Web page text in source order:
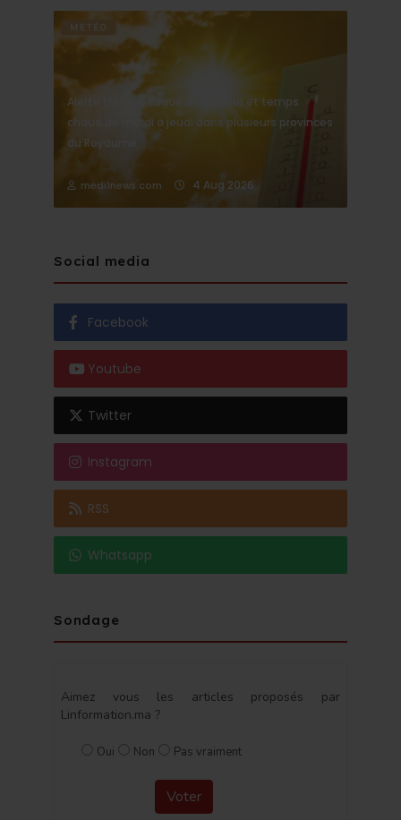
METÉO
Alerte Météo : Vague de chaleur et temps
chaud de mardi à jeudi dans plusieurs provinces
du Royaume
medi1news.com 4 Aug 2026
Social media
Facebook
Youtube
Twitter
Instagram
RSS
Whatsapp
Sondage
Aimez vous les articles proposés par
Linformation.ma ?
Oui Non Pas vraiment
Voter